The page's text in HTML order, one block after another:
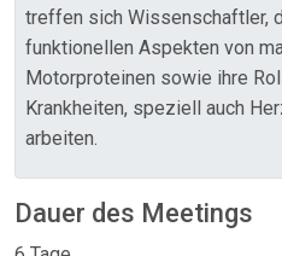
treffen sich Wissenschaftler,
funktionellen Aspekten von
Motorproteinen sowie ihre
Krankheiten, speziell auch
arbeiten.
Dauer des Meetings